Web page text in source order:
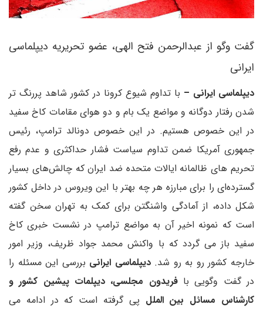
گفت وگو از عبدالرحمن فتح الهی، عضو تحریریه دیپلماسی
ایرانی
دیپلماسی ایرانی – با تداوم شیوع کرونا در کشور شاهد پررنگ تر
شدن رفتار دوگانه و مواضع یک بام و دو هوای مقامات کاخ سفید
در این خصوص هستیم. در این خصوص دونالد ترامپ، رئیس
جمهوری آمریکا ضمن تداوم سیاست فشار حداکثری و عدم رفع
تحریم های ظالمانه ایالات متحده ضد ایران که چالش‌های بسیار
گسترده‌ای را برای مبارزه هر چه بهتر با این ویروس در داخل کشور
شکل داده، از آمادگی واشنگتن برای کمک به تهران سخن گفته
است که نمونه اخیر آن به مواضع ترامپ در نشست خبری کاخ
سفید باز می گردد که با واکنش محمد جواد ظریف، وزیر امور
خارجه کشور رو به رو شد.دیپلماسی ایرانی بررسی این مسئله را
در گفت وگویی بافریدون مجلسی، دیپلمات پیشین کشور و
کارشناس مسائل بین الملل پی گرفته است که در ادامه می